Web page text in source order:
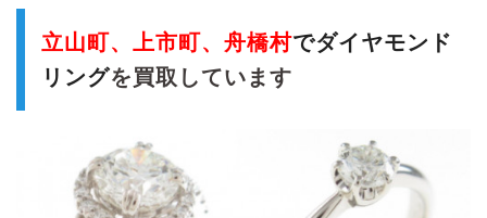
立山町、上市町、舟橋村でダイヤモンド
リングを買取しています